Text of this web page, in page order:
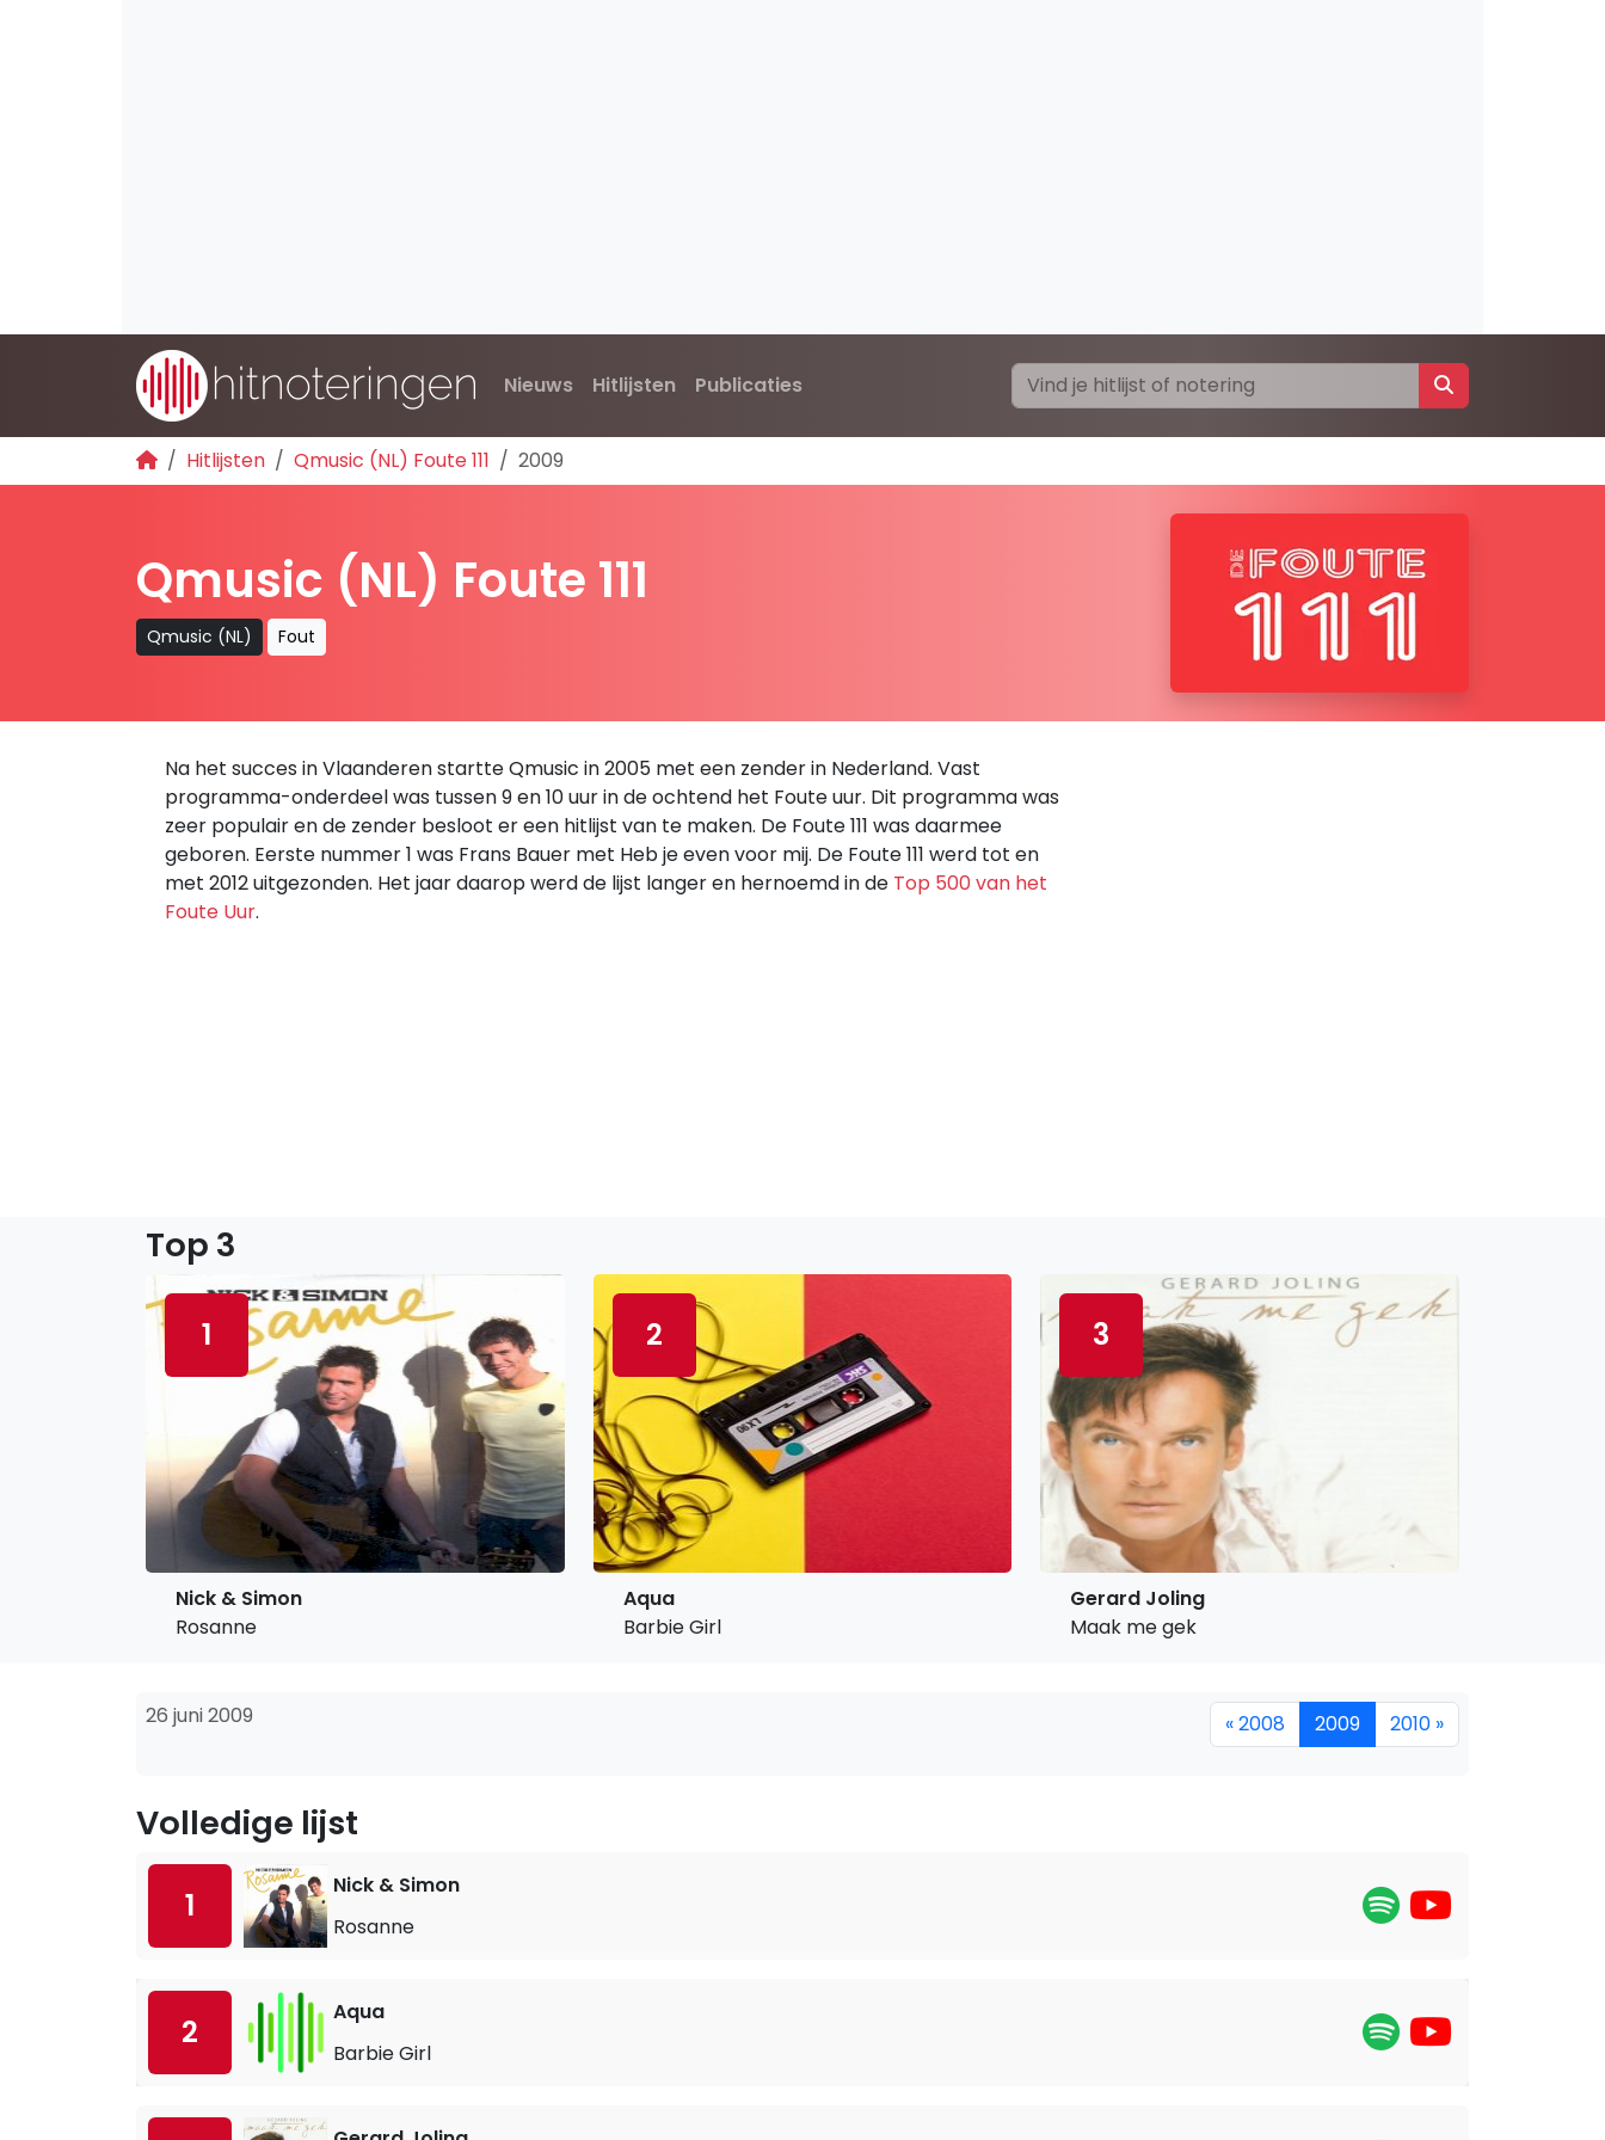
Nieuws Hitlijsten Publicaties
Hitlijsten Qmusic (NL) Foute 111 2009
Qmusic (NL) Foute 111
Qmusic (NL) Fout
Na het succes in Vlaanderen startte Qmusic in 2005 met een zender in Nederland. Vast
programma-onderdeel was tussen 9 en 10 uur in de ochtend het Foute uur. Dit programma was
zeer populair en de zender besloot er een hitlijst van te maken. De Foute 111 was daarmee
geboren. Eerste nummer 1 was Frans Bauer met Heb je even voor mij. De Foute 111 werd tot en
met 2012 uitgezonden. Het jaar daarop werd de lijst langer en hernoemd in de Top 500 van het
Foute Uur.
Top 3
1
Nick & Simon
Rosanne
2
Aqua
Barbie Girl
3
Gerard Joling
Maak me gek
26 juni 2009 « 2008 2009 2010 »
Volledige lijst
1
Nick & Simon
Rosanne
2
Aqua
Barbie Girl